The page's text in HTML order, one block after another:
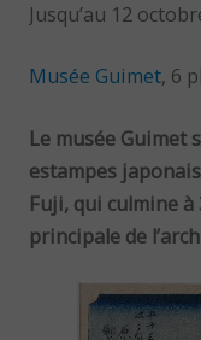
Jusqu’au 12
Musée Guimet, 6
Le musée Guimet
estampes
Fuji, qui culmine
principale de